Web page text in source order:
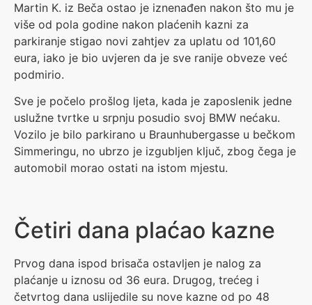
Martin K. iz Beča ostao je iznenađen nakon što mu je
više od pola godine nakon plaćenih kazni za
parkiranje stigao novi zahtjev za uplatu od 101,60
eura, iako je bio uvjeren da je sve ranije obveze već
podmirio.
Sve je počelo prošlog ljeta, kada je zaposlenik jedne
uslužne tvrtke u srpnju posudio svoj BMW nećaku.
Vozilo je bilo parkirano u Braunhubergasse u bečkom
Simmeringu, no ubrzo je izgubljen ključ, zbog čega je
automobil morao ostati na istom mjestu.
Četiri dana plaćao kazne
Prvog dana ispod brisača ostavljen je nalog za
plaćanje u iznosu od 36 eura. Drugog, trećeg i
četvrtog dana uslijedile su nove kazne od po 48